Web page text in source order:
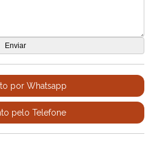
por Whatsapp
pelo Telefone